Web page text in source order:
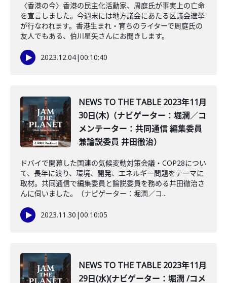
〈香港の今〉香港の民主化活動家、周庭氏が事実上の亡命
を宣言しました。今週末には地方議会にあたる区議会選挙
が行なわれます。香港生まれ・育ちのライターで周庭氏の
友人でもある、伯川星矢さんにお聞きします。
2023.12.04|00:10:40
NEWS TO THE TABLE 2023年11月
30日(木)（ナビゲーター：堀潤／コ
メンテーター：共同通信 編集委員
兼論説委員 井田徹治）
ドバイで開幕した国連の気候変動対策会議・COP28につい
て、長年に渡り、環境、開発、エネルギー問題をテーマに
取材。共同通信で編集委員と論説委員を務める井田徹治さ
んに伺いました。（ナビゲーター：堀潤／コ...
2023.11.30 |00:10:05
NEWS TO THE TABLE 2023年11月
29日(水)(ナビゲーター：堀潤 /コメ